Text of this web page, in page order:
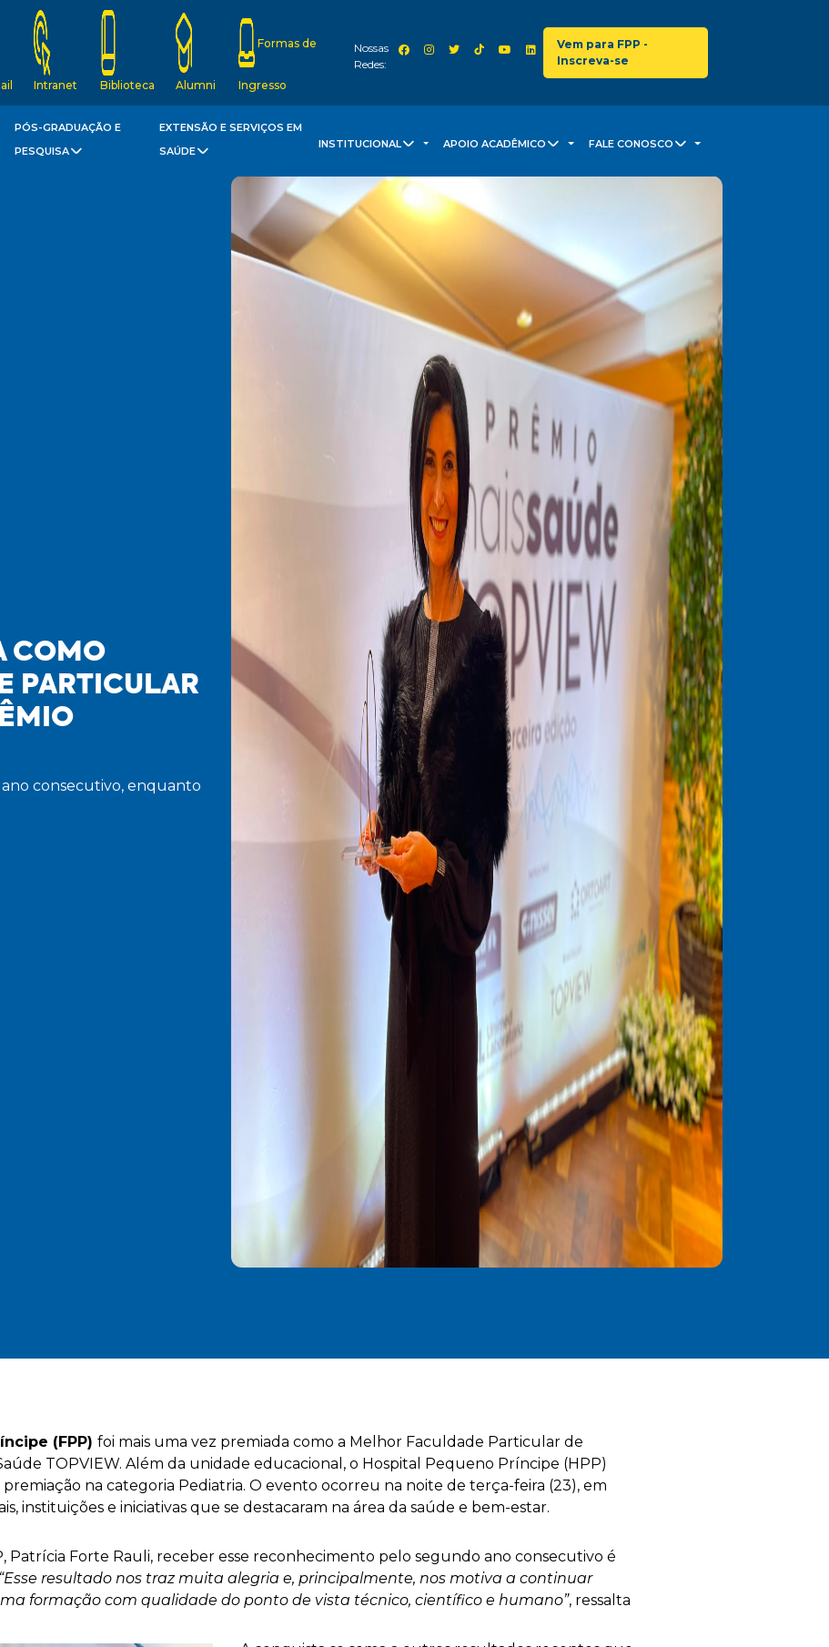
Intranet Biblioteca Alumni
Formas de
Ingresso
Nossas
Redes:
Vem para FPP -
Inscreva-se
PÓS-GRADUAÇÃO E
PESQUISA
EXTENSÃO E SERVIÇOS EM
SAÚDE
INSTITUCIONAL APOIO ACADÊMICO FALE CONOSCO
COMO
PARTICULAR
consecutivo, enquanto
(FPP) foi mais uma vez premiada como a Melhor Faculdade Particular de
TOPVIEW. Além da unidade educacional, o Hospital Pequeno Príncipe (HPP)
na categoria Pediatria. O evento ocorreu na noite de terça-feira (23), em
instituições e iniciativas que se destacaram na área da saúde e bem-estar.
Patrícia Forte Rauli, receber esse reconhecimento pelo segundo ano consecutivo é
“Esse resultado nos traz muita alegria e, principalmente, nos motiva a continuar
formação com qualidade do ponto de vista técnico, científico e humano”, ressalta